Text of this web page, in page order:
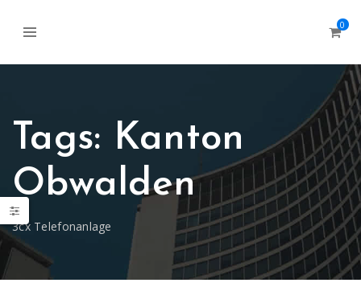
0
Tags: Kanton
Obwalden
3cx Telefonanlage